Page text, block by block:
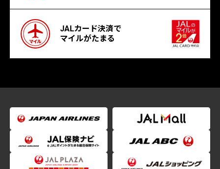
JALカード決済で
マイルがたまる